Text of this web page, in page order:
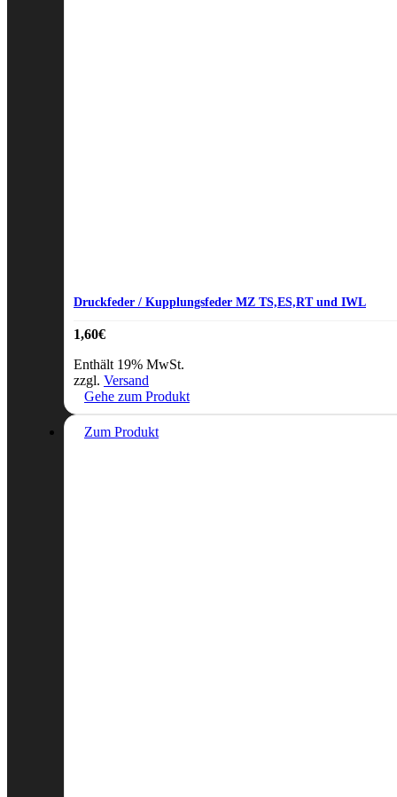
Druckfeder / Kupplungsfeder MZ TS,ES,RT und IWL
1,60€
Enthält 19% MwSt.
zzgl. Versand
Gehe zum Produkt
Zum Produkt